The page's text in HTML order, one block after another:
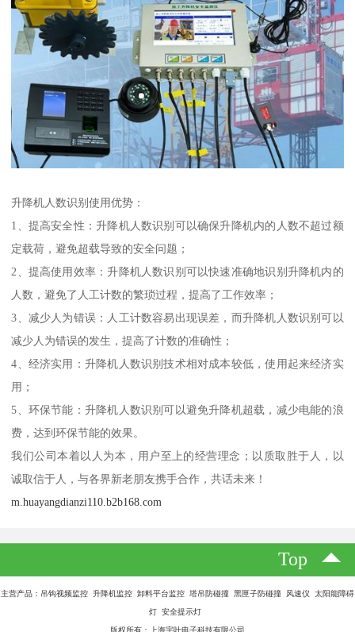
升降机人数识别使用优势：
1、提高安全性：升降机人数识别可以确保升降机内的人数不超过额
定载荷，避免超载导致的安全问题；
2、提高使用效率：升降机人数识别可以快速准确地识别升降机内的
人数，避免了人工计数的繁琐过程，提高了工作效率；
3、减少人为错误：人工计数容易出现误差，而升降机人数识别可以
减少人为错误的发生，提高了计数的准确性；
4、经济实用：升降机人数识别技术相对成本较低，使用起来经济实
用；
5、环保节能：升降机人数识别可以避免升降机超载，减少电能的浪
费，达到环保节能的效果。
我们公司本着以人为本，用户至上的经营理念；以质取胜于人，以
诚取信于人，与各界新老朋友携手合作，共话未来！
m.huayangdianzi110.b2b168.com
Top
主营产品：吊钩视频监控 升降机监控 卸料平台监控 塔吊防碰撞 黑匣子防碰撞 风速仪 太阳能障碍
灯 安全提示灯
版权所有：上海宇叶电子科技有限公司